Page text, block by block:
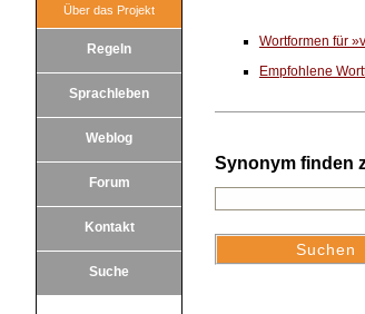
Über das Projekt
Regeln
Sprachleben
Weblog
Forum
Kontakt
Suche
Wortformen für
Empfohlene
Synonym finden